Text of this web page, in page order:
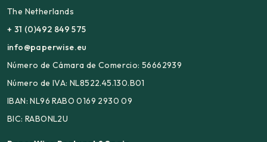
The Netherlands
+ 31 (0)492 849 575
info@paperwise.eu
Número de Cámara de Comercio: 56662939
Número de IVA: NL8522.45.130.B01
IBAN: NL96 RABO 0169 2930 09
BIC: RABONL2U